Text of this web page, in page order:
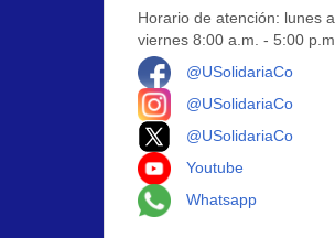
Horario de atención: lunes a
viernes 8:00 a.m. - 5:00 p.m.
@USolidariaCo
@USolidariaCo
@USolidariaCo
Youtube
Whatsapp